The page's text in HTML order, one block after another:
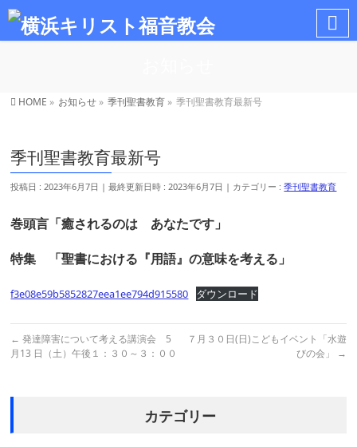
HOME » お知らせ » 季刊聖書教育 » 季刊聖書教育最新号
季刊聖書教育最新号
投稿日 : 2023年6月7日 最終更新日時 : 2023年6月7日 カテゴリー :季刊聖書教育
巻頭言「癒されるのは あなたです」
特集 「聖書における『用語』の意味を考える」
f3e08e59b5852827eea1ee794d915580 ダウンロード
← 発達障害について考える講演会 5
月13 日（土）午後１：３０～３：００
７月３０日(日)こどもイベント「水遊
びの会」
→
カテゴリー